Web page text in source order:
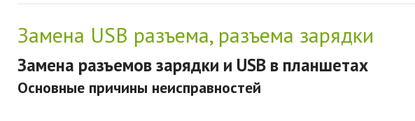
Замена USB разъема, разъема зарядки
Замена разъемов зарядки и USB в планшетах
Основные причины неисправностей